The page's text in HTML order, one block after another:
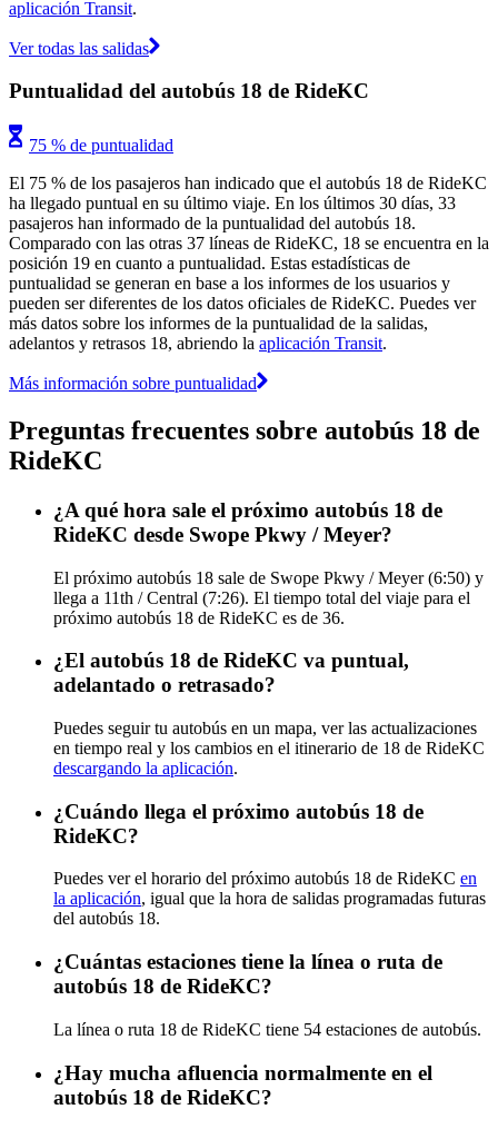
aplicación Transit.
Ver todas las salidas
Puntualidad del autobús 18 de RideKC
75 % de puntualidad
El 75 % de los pasajeros han indicado que el autobús 18 de RideKC
ha llegado puntual en su último viaje. En los últimos 30 días, 33
pasajeros han informado de la puntualidad del autobús 18.
Comparado con las otras 37 líneas de RideKC, 18 se encuentra en la
posición 19 en cuanto a puntualidad. Estas estadísticas de
puntualidad se generan en base a los informes de los usuarios y
pueden ser diferentes de los datos oficiales de RideKC. Puedes ver
más datos sobre los informes de la puntualidad de la salidas,
adelantos y retrasos 18, abriendo la aplicación Transit.
Más información sobre puntualidad
Preguntas frecuentes sobre autobús 18 de
RideKC
¿A qué hora sale el próximo autobús 18 de
RideKC desde Swope Pkwy / Meyer?
El próximo autobús 18 sale de Swope Pkwy / Meyer (6:50) y
llega a 11th / Central (7:26). El tiempo total del viaje para el
próximo autobús 18 de RideKC es de 36.
¿El autobús 18 de RideKC va puntual,
adelantado o retrasado?
Puedes seguir tu autobús en un mapa, ver las actualizaciones
en tiempo real y los cambios en el itinerario de 18 de RideKC
descargando la aplicación.
¿Cuándo llega el próximo autobús 18 de
RideKC?
Puedes ver el horario del próximo autobús 18 de RideKC en
la aplicación, igual que la hora de salidas programadas futuras
del autobús 18.
¿Cuántas estaciones tiene la línea o ruta de
autobús 18 de RideKC?
La línea o ruta 18 de RideKC tiene 54 estaciones de autobús.
¿Hay mucha afluencia normalmente en el
autobús 18 de RideKC?